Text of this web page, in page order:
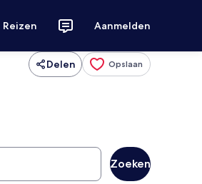
Reizen Aanmelden
Delen Opslaan
Zoeken